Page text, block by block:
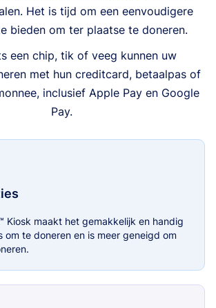
Het is tijd om een eenvoudigere
bieden om ter plaatse te doneren.
een chip, tik of veeg kunnen uw
met hun creditcard, betaalpas of
inclusief Apple Pay en Google
Pay.
Kiosk maakt het gemakkelijk en handig
om te doneren en is meer geneigd om